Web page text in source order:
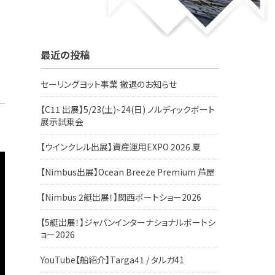
最近の投稿
セーリングヨット事業 撤退のお知らせ
【C11 出展】5/23(土)~24(日) ノルディックボート
展示試乗会
【ウインクレル出展】資産運用EXPO 2026 夏
【Nimbus出展】Ocean Breeze Premium 芦屋
【Nimbus 2艇出展！】関西ボートショー2026
【5艇出展！】ジャパンインターナショナルボートシ
ョー2026
YouTube【船紹介】Targa41 / タルガ41